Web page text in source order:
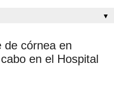
▼
de córnea en
en el Hospital